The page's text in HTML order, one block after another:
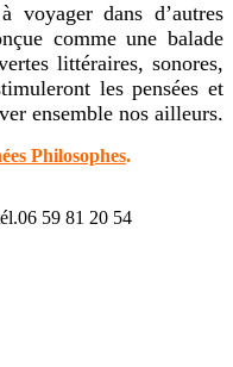
voyager dans d’autres
comme une balade
littéraires, sonores,
les pensées et
ensemble nos ailleurs.
Philosophes.
59 81 20 54